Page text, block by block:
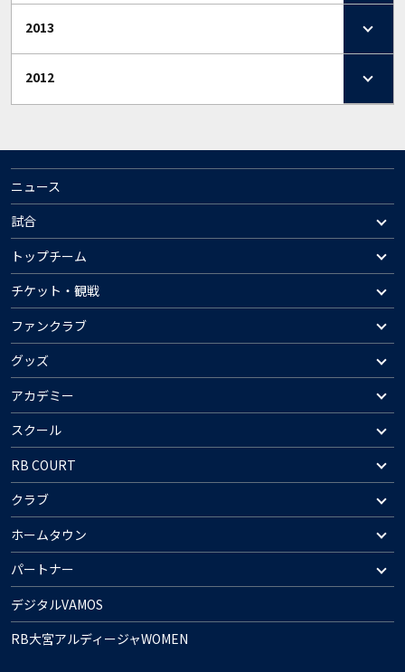
2013
2012
ニュース
試合
トップチーム
チケット・観戦
ファンクラブ
グッズ
アカデミー
スクール
RB COURT
クラブ
ホームタウン
パートナー
デジタルVAMOS
RB大宮アルディージャWOMEN